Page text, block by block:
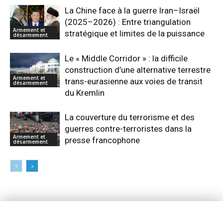
Armement et
désarmement
La Chine face à la guerre Iran–Israël
(2025–2026) : Entre triangulation
stratégique et limites de la puissance
Armement et
désarmement
Le « Middle Corridor » : la difficile
construction d’une alternative terrestre
trans-eurasienne aux voies de transit
du Kremlin
Armement et
désarmement
La couverture du terrorisme et des
guerres contre-terroristes dans la
presse francophone